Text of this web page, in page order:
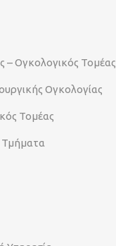
– Ογκολογικός Τομέας
Ογκολογίας
Τομέας
Τμήματα